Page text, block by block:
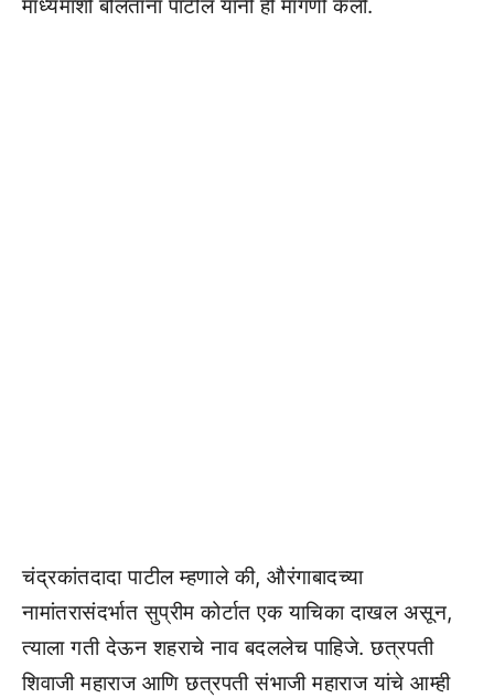
माध्यमांशी बोलताना पाटील यांनी ही मागणी केली.
चंद्रकांतदादा पाटील म्हणाले की, औरंगाबादच्या
नामांतरासंदर्भात सुप्रीम कोर्टात एक याचिका दाखल असून,
त्याला गती देऊन शहराचे नाव बदललेच पाहिजे. छत्रपती
शिवाजी महाराज आणि छत्रपती संभाजी महाराज यांचे आम्ही